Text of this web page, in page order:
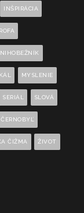
INŠPIRÁCIA
MYSLENIE
SERIÁL SLOVÁ
ČERNOBYĽ
ČIŽMA ŽIVOT